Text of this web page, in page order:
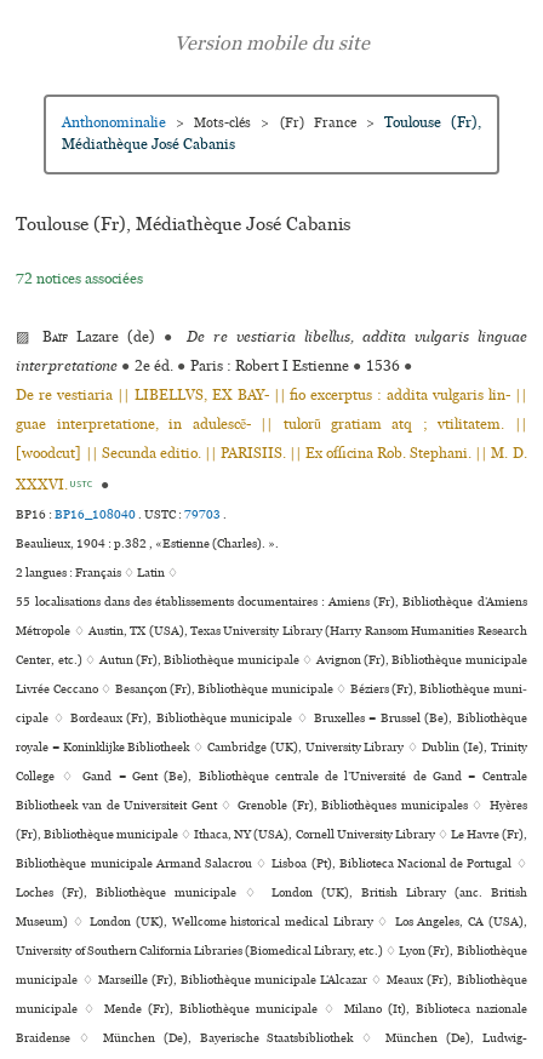
Anthonominalie > Mots-clés > (Fr) France >
Toulouse (Fr),
Médiathèque José Cabanis
Toulouse (Fr), Médiathèque José Cabanis
72 notices associées
▨Baïf Lazare (de) ●
De re vestiaria libellus, addita vulgaris linguae
interpretatione ● 2e éd. ● Paris : Robert I Estienne ● 1536 ●
De re vestiaria || LIBELLVS, EX BAY- || fio excerptus : addita vulgaris lin- ||
guae interpretatione, in adulescẽ- || tulorũ gratiam atq ; vtilitatem. ||
[woodcut] || Secunda editio. || PARISIIS. || Ex officina Rob. Stephani. || M. D.
XXXVI. USTC ●
BP16 :BP16_108040.USTC :79703.
Beaulieux, 1904 : p.382 , «Estienne (Charles). ».
2 langues :Français ♢Latin ♢
55 localisations dans des établissements documentaires : Amiens (Fr), Bibliothèque d’Amiens
Métropole ♢ Austin, TX (USA), Texas University Library (Harry Ransom Humanities Research
Center, etc.) ♢ Autun (Fr), Bibliothèque muni­ci­pale ♢ Avignon (Fr), Bibliothèque muni­ci­pale
Livrée Ceccano ♢ Besançon (Fr), Bibliothèque muni­ci­pale ♢ Béziers (Fr), Bibliothèque muni­
ci­pale ♢ Bordeaux (Fr), Bibliothèque muni­ci­pale ♢ Bruxelles = Brussel (Be), Bibliothèque
royale = Koninklijke Bibliotheek ♢ Cambridge (UK), University Library ♢ Dublin (Ie), Trinity
College ♢ Gand = Gent (Be), Bibliothèque centrale de l’Université de Gand = Centrale
Bibliotheek van de Universiteit Gent ♢ Grenoble (Fr), Bibliothèques muni­ci­pa­les ♢ Hyères
(Fr), Bibliothèque muni­ci­pale ♢ Ithaca, NY (USA), Cornell University Library ♢ Le Havre (Fr),
Bibliothèque muni­ci­pale Armand Salacrou ♢ Lisboa (Pt), Biblioteca Nacional de Portugal ♢
Loches (Fr), Bibliothèque muni­ci­pale ♢ London (UK), British Library (anc. British
Museum) ♢ London (UK), Wellcome his­to­ri­cal medi­cal Library ♢ Los Angeles, CA (USA),
University of Southern California Libraries (Biomedical Library, etc.) ♢ Lyon (Fr), Bibliothèque
muni­ci­pale ♢ Marseille (Fr), Bibliothèque muni­ci­pale L’Alcazar ♢ Meaux (Fr), Bibliothèque
muni­ci­pale ♢ Mende (Fr), Bibliothèque muni­ci­pale ♢ Milano (It), Biblioteca nazio­nale
Braidense ♢ München (De), Bayerische Staatsbibliothek ♢ München (De), Ludwig-